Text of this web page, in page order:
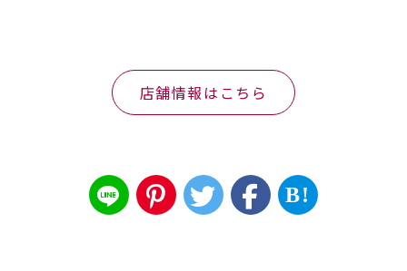
店舗情報はこちら
B!